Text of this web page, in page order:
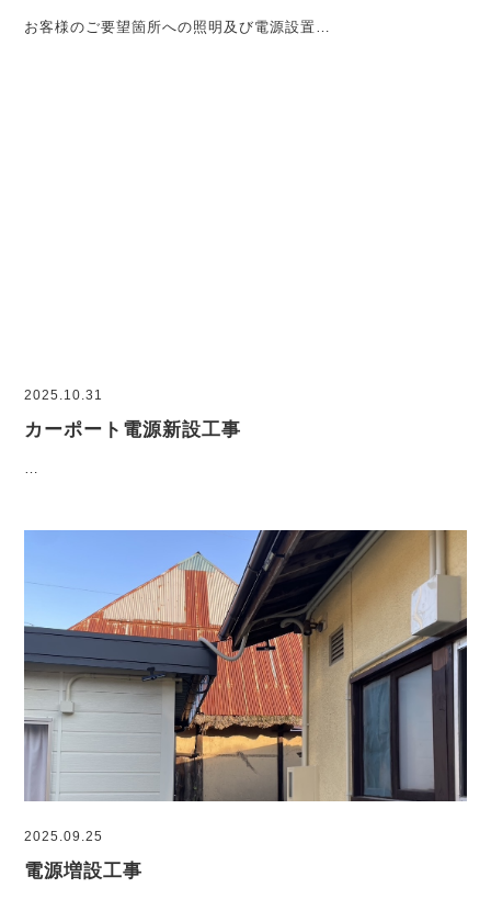
お客様のご要望箇所への照明及び電源設置…
2025.10.31
カーポート電源新設工事
…
2025.09.25
電源増設工事